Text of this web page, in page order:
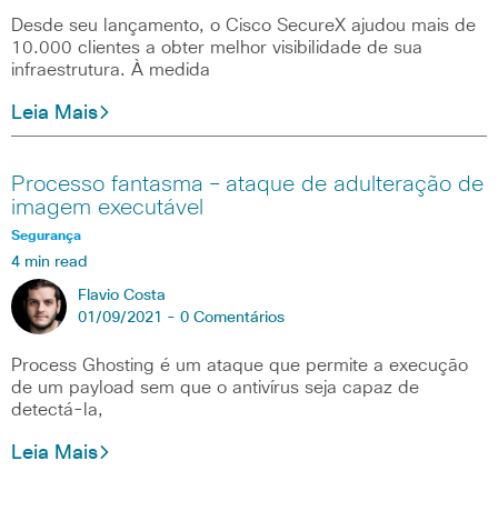
Desde seu lançamento, o Cisco SecureX ajudou mais de
10.000 clientes a obter melhor visibilidade de sua
infraestrutura. À medida
Leia Mais
Processo fantasma – ataque de adulteração de
imagem executável
Segurança
4 min read
Flavio Costa
01/09/2021 - 0 Comentários
Process Ghosting é um ataque que permite a execução
de um payload sem que o antivírus seja capaz de
detectá-la,
Leia Mais